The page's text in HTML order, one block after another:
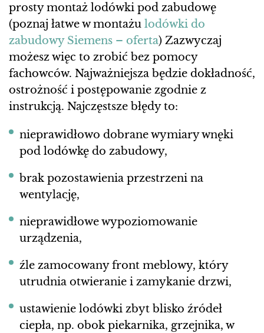
prosty montaż lodówki pod zabudowę
(poznaj łatwe w montażu lodówki do
zabudowy Siemens – oferta) Zazwyczaj
możesz więc to zrobić bez pomocy
fachowców. Najważniejsza będzie dokładność,
ostrożność i postępowanie zgodnie z
instrukcją. Najczęstsze błędy to:
nieprawidłowo dobrane wymiary wnęki
pod lodówkę do zabudowy,
brak pozostawienia przestrzeni na
wentylację,
nieprawidłowe wypoziomowanie
urządzenia,
źle zamocowany front meblowy, który
utrudnia otwieranie i zamykanie drzwi,
ustawienie lodówki zbyt blisko źródeł
ciepła, np. obok piekarnika, grzejnika, w